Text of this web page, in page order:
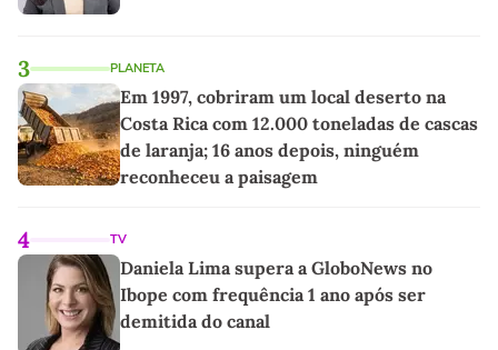
3 PLANETA
Em 1997, cobriram um local deserto na
Costa Rica com 12.000 toneladas de cascas
de laranja; 16 anos depois, ninguém
reconheceu a paisagem
4 TV
Daniela Lima supera a GloboNews no
Ibope com frequência 1 ano após ser
demitida do canal